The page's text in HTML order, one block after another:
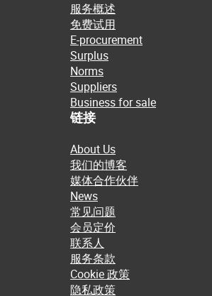
服务概述
免费试用
E-procurement
Surplus
Norms
Suppliers
Business for sale
链接
About Us
我们的博客
媒体合作伙伴
News
常见问题
会员定价
联系人
服务条款
Cookie 政策
隐私政策